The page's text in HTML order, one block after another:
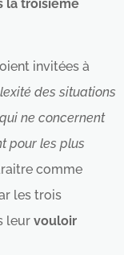
la troisième
invitées à
des situations
ne concernent
pour les plus
comme
les trois
leur vouloir